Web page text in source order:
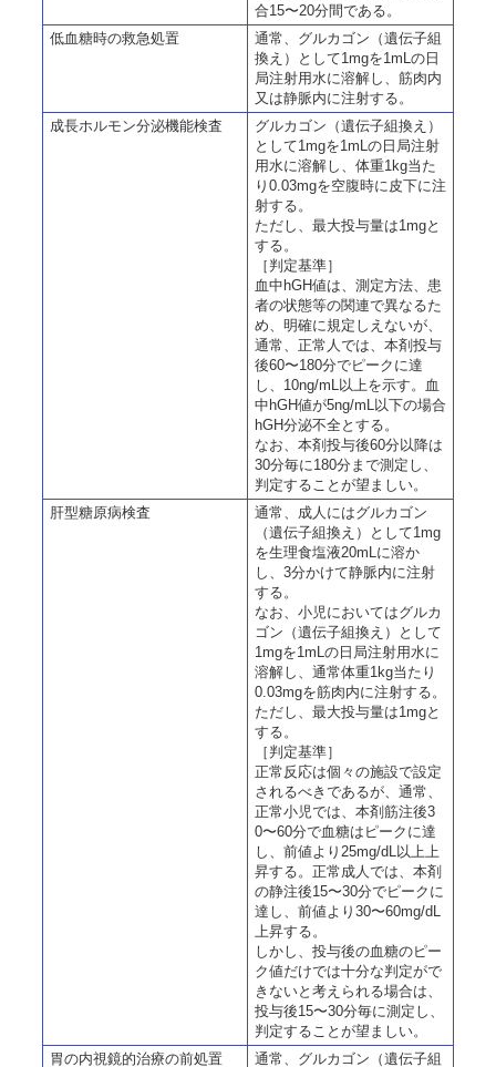
合15〜20分間である。
低血糖時の救急処置
通常、グルカゴン（遺伝子組
換え）として1mgを1mLの 日
局注射用水に溶解し、筋肉内
又は静脈内に注射する。
成長ホルモン分泌機能検査
グルカゴン（遺伝子組換え）
として1mgを1mLの 日局注射
用水に溶解し、体重1kg当た
り0.03mgを空腹時に皮下に注
射する。
ただし、最大投与量は1mgと
する。
［判定基準］
血中hGH値は、測定方法、患
者の状態等の関連で異なるた
め、明確に規定しえないが、
通常、正常人では、本剤投与
後60〜180分でピークに達
し、10ng/mL以上を示す。血
中hGH値が5ng/mL以下の場合
hGH分泌不全とする。
なお、本剤投与後60分以降は
30分毎に180分まで測定し、
判定することが望ましい。
肝型糖原病検査
通常、成人にはグルカゴン
（遺伝子組換え）として1mg
を生理食塩液20mLに溶か
し、3分かけて静脈内に注射
する。
なお、小児においてはグルカ
ゴン（遺伝子組換え）として
1mgを1mLの 日局注射用水に
溶解し、通常体重1kg当たり
0.03mgを筋肉内に注射する。
ただし、最大投与量は1mgと
する。
［判定基準］
正常反応は個々の施設で設定
されるべきであるが、通常、
正常小児では、本剤筋注後3
0〜60分で血糖はピークに達
し、前値より25mg/dL以上上
昇する。正常成人では、本剤
の静注後15〜30分でピークに
達し、前値より30〜60mg/dL
上昇する。
しかし、投与後の血糖のピー
ク値だけでは十分な判定がで
きないと考えられる場合は、
投与後15〜30分毎に測定し、
判定することが望ましい。
胃の内視鏡的治療の前処置
通常、グルカゴン（遺伝子組